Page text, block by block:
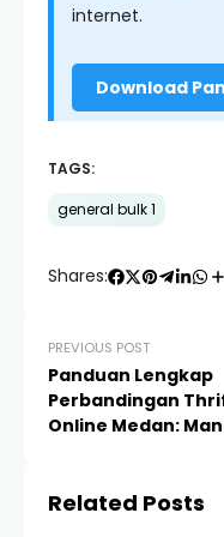
internet.
Download
TAGS:
general bulk 1
Shares:
PREVIOUS POST
Panduan Lengkap
Perbandingan
Online Medan:
Related Posts